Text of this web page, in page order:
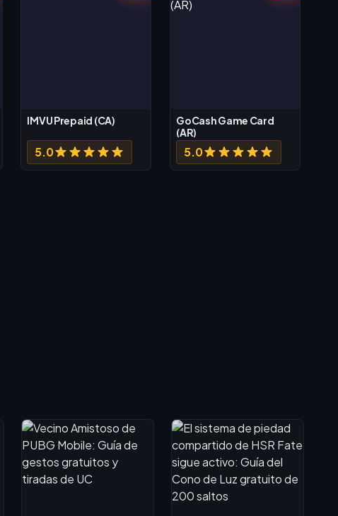
IMVU Prepaid (CA)
5.0
GoCash Game Card
(AR)
5.0